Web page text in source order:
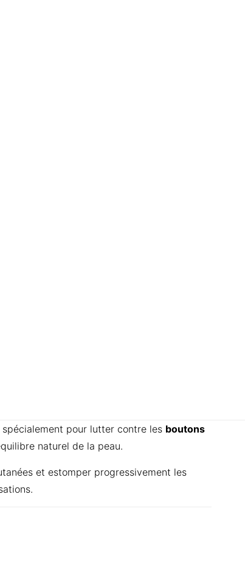
pour lutter contre les boutons
naturel de la peau.
et estomper progressivement les